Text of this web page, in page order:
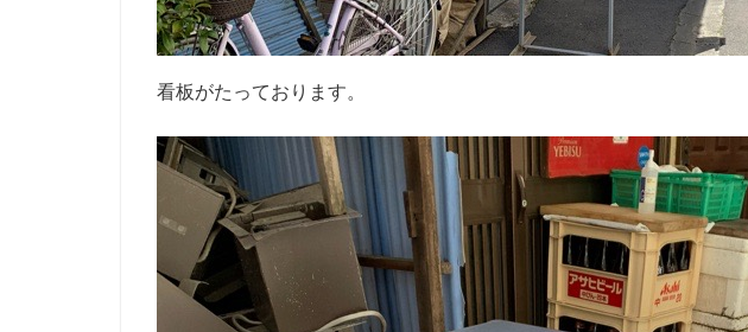
看板がたっております。